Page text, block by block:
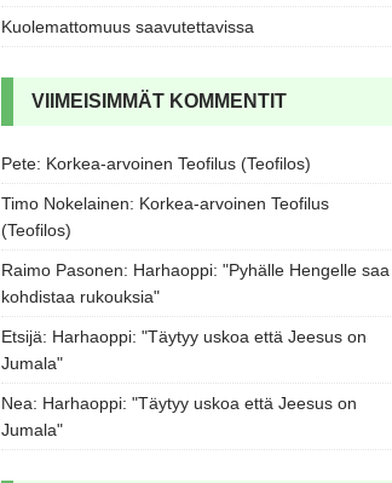
Kuolemattomuus saavutettavissa
VIIMEISIMMÄT KOMMENTIT
Pete: Korkea-arvoinen Teofilus (Teofilos)
Timo Nokelainen: Korkea-arvoinen Teofilus
(Teofilos)
Raimo Pasonen: Harhaoppi: "Pyhälle Hengelle saa
kohdistaa rukouksia"
Etsijä: Harhaoppi: "Täytyy uskoa että Jeesus on
Jumala"
Nea: Harhaoppi: "Täytyy uskoa että Jeesus on
Jumala"